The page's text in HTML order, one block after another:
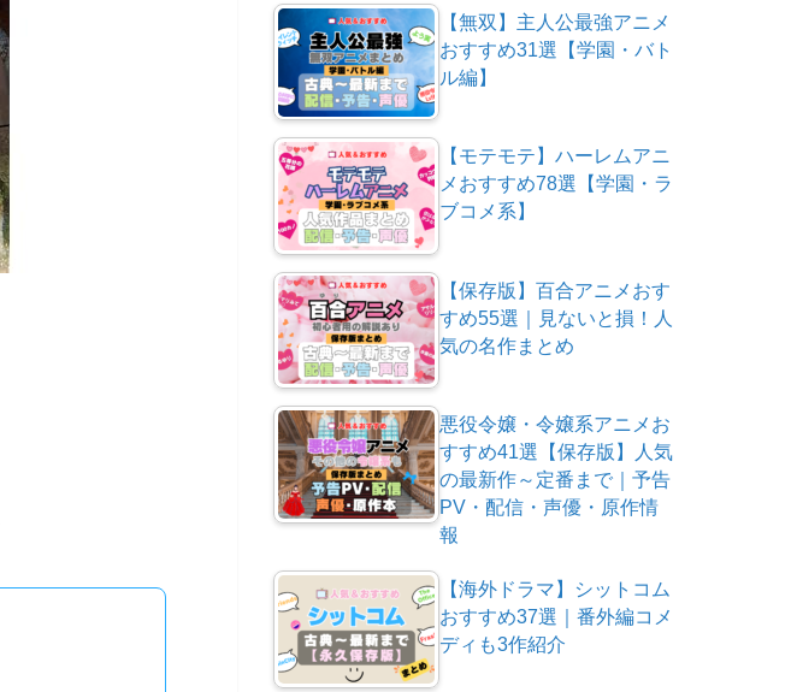
【無双】主人公最強アニメ
おすすめ31選【学園・バト
ル編】
【モテモテ】ハーレムアニ
メおすすめ78選【学園・ラ
ブコメ系】
【保存版】百合アニメおす
すめ55選｜見ないと損！人
気の名作まとめ
悪役令嬢・令嬢系アニメお
すすめ41選【保存版】人気
の最新作～定番まで｜予告
PV・配信・声優・原作情
報
【海外ドラマ】シットコム
おすすめ37選｜番外編コメ
ディも3作紹介